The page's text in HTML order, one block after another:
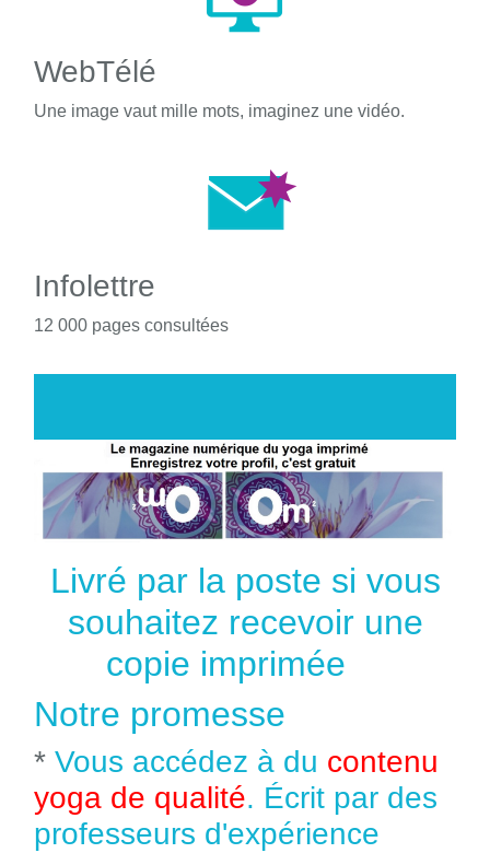
WebTélé
Une image vaut mille mots, imaginez une vidéo.
Infolettre
12 000 pages consultées
Livré par la poste si vous
souhaitez recevoir une
copie imprimée
Notre promesse
* Vous accédez à du contenu
yoga de qualité. Écrit par des
professeurs d'expérience